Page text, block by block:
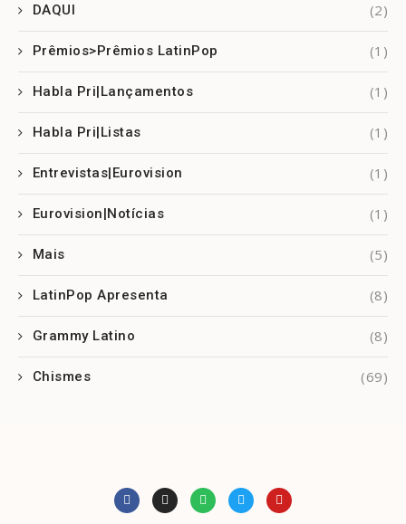
DAQUI (2)
Prêmios>Prêmios LatinPop (1)
Habla Pri|Lançamentos (1)
Habla Pri|Listas (1)
Entrevistas|Eurovision (1)
Eurovision|Notícias (1)
Mais (5)
LatinPop Apresenta (8)
Grammy Latino (8)
Chismes (69)